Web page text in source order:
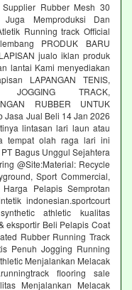
Rubber Mesh 30
Memproduksi Dan
Running track Official
PRODUK BARU
jualo iklan produk
lantai Kami menyediakan
LAPANGAN TENIS,
JOGGING TRACK,
RUBBER UNTUK
Jasa Jual Beli 14 Jan 2026
lintasan lari laun atau
tempat olah raga lari ini
Bagus Unggul Sejahtera
@Site:Material: Recycle
Sport Commercial,
Pelapis Semprotan
indonesian.sportcourt
athletic kualitas
eksportir Beli Pelapis Coat
Rubber Running Track
Penuh Jogging Running
Menjalankan Melacak
flooring sale
Menjalankan Melacak